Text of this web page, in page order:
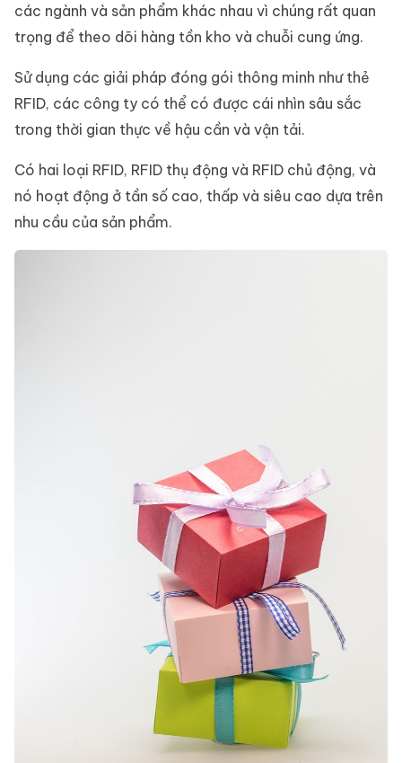
các ngành và sản phẩm khác nhau vì chúng rất quan
trọng để theo dõi hàng tồn kho và chuỗi cung ứng.
Sử dụng các giải pháp đóng gói thông minh như thẻ
RFID, các công ty có thể có được cái nhìn sâu sắc
trong thời gian thực về hậu cần và vận tải.
Có hai loại RFID, RFID thụ động và RFID chủ động, và
nó hoạt động ở tần số cao, thấp và siêu cao dựa trên
nhu cầu của sản phẩm.